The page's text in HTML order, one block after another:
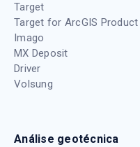
Target
Target for ArcGIS Product
Imago
MX Deposit
Driver
Volsung
Análise geotécnica